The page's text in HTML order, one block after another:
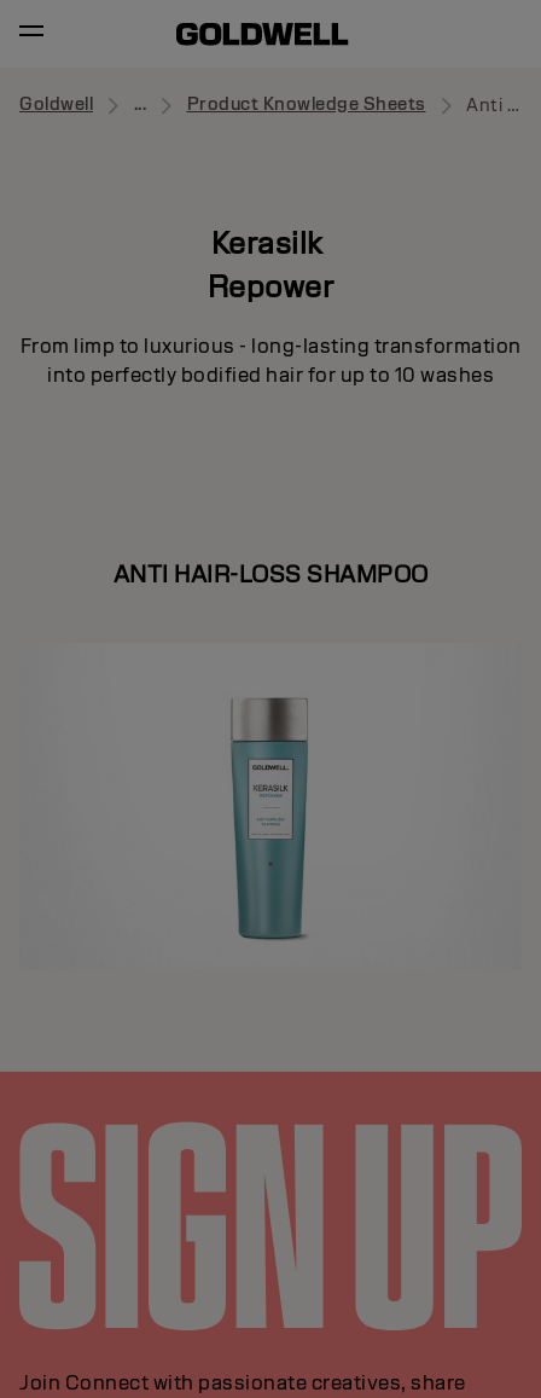
Goldwell ... Product Knowledge Sheets Anti Hair-Loss Shampoo
Kerasilk
Repower
From limp to luxurious - long-lasting transformation
into perfectly bodified hair for up to 10 washes
ANTI HAIR-LOSS SHAMPOO
Join Connect with passionate creatives, share